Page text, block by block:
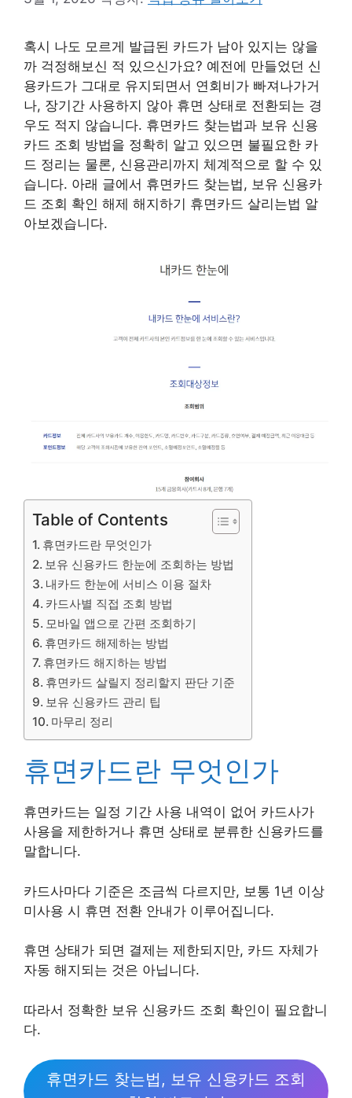
혹시 나도 모르게 발급된 카드가 남아 있지는 않을
까 걱정해보신 적 있으신가요? 예전에 만들었던 신
용카드가 그대로 유지되면서 연회비가 빠져나가거
나, 장기간 사용하지 않아 휴면 상태로 전환되는 경
우도 적지 않습니다. 휴면카드 찾는법과 보유 신용
카드 조회 방법을 정확히 알고 있으면 불필요한 카
드 정리는 물론, 신용관리까지 체계적으로 할 수 있
습니다. 아래 글에서 휴면카드 찾는법, 보유 신용카
드 조회 확인 해제 해지하기 휴면카드 살리는법 알
아보겠습니다.
Table of Contents
휴면카드란 무엇인가
보유 신용카드 한눈에 조회하는 방법
내카드 한눈에 서비스 이용 절차
카드사별 직접 조회 방법
모바일 앱으로 간편 조회하기
휴면카드 해제하는 방법
휴면카드 해지하는 방법
휴면카드 살릴지 정리할지 판단 기준
보유 신용카드 관리 팁
마무리 정리
휴면카드란 무엇인가
휴면카드는 일정 기간 사용 내역이 없어 카드사가
사용을 제한하거나 휴면 상태로 분류한 신용카드를
말합니다.
카드사마다 기준은 조금씩 다르지만, 보통 1년 이상
미사용 시 휴면 전환 안내가 이루어집니다.
휴면 상태가 되면 결제는 제한되지만, 카드 자체가
자동 해지되는 것은 아닙니다.
따라서 정확한 보유 신용카드 조회 확인이 필요합니
다.
휴면카드 찾는법, 보유 신용카드 조회